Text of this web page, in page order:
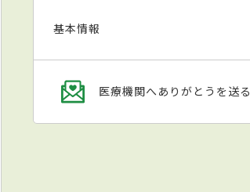
基本情報
医療機関へありがとうを送る